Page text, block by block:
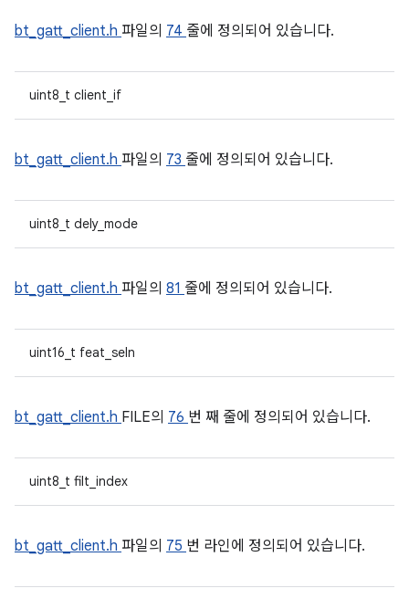
bt_gatt_client.h 파일의 74 줄에 정의되어 있습니다.
uint8_t client_if
bt_gatt_client.h 파일의 73 줄에 정의되어 있습니다.
uint8_t dely_mode
bt_gatt_client.h 파일의 81 줄에 정의되어 있습니다.
uint16_t feat_seln
bt_gatt_client.h FILE의 76 번 째 줄에 정의되어 있습니다.
uint8_t filt_index
bt_gatt_client.h 파일의 75 번 라인에 정의되어 있습니다.